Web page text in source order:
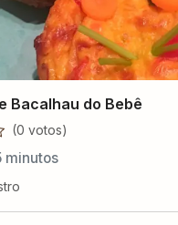
Bacalhau do Bebê
(0 votos)
minutos